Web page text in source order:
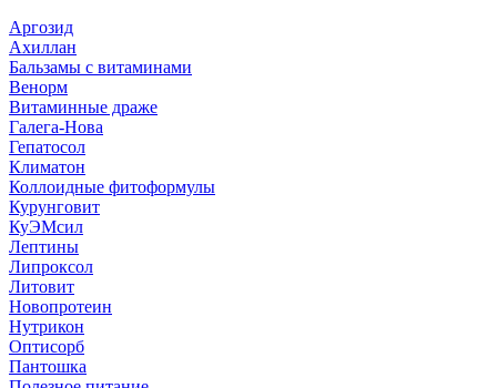
Аргозид
Ахиллан
Бальзамы с витаминами
Венорм
Витаминные драже
Галега-Нова
Гепатосол
Климатон
Коллоидные фитоформулы
Курунговит
КуЭМсил
Лептины
Липроксол
Литовит
Новопротеин
Нутрикон
Оптисорб
Пантошка